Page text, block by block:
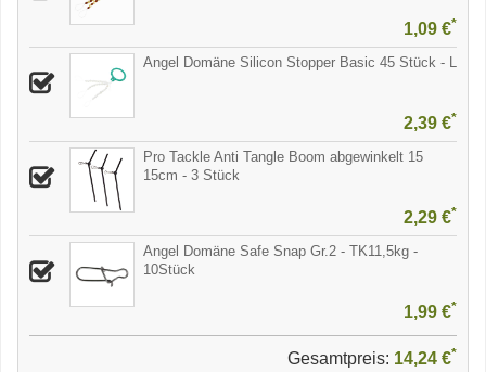
1,09 €*
Angel Domäne Silicon Stopper Basic 45 Stück - L
2,39 €*
Pro Tackle Anti Tangle Boom abgewinkelt 15
15cm - 3 Stück
2,29 €*
Angel Domäne Safe Snap Gr.2 - TK11,5kg -
10Stück
1,99 €*
Gesamtpreis: 14,24 €*